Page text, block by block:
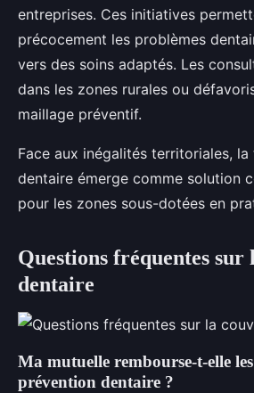
entreprises. Ces initiatives
précocement les problèmes
vers des soins adaptés. Les
dans les zones rurales ou
maillage préventif.
Face aux inégalités territoriales, la
dentaire émerge comme solution
pour les zones sous-dotées en
Questions fréquentes
dentaire
Ma mutuelle rembourse-t-elle
prévention dentaire ?